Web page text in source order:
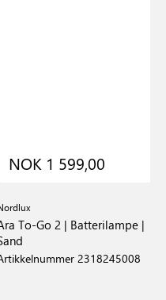
NOK 1 599,00
To-Go 2 | Batterilampe |
2318245008